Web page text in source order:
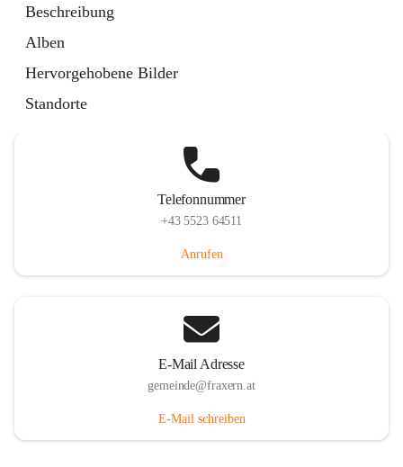
Beschreibung
Alben
Hervorgehobene Bilder
Standorte
Telefonnummer
+43 5523 64511
Anrufen
E-Mail Adresse
gemeinde@fraxern.at
E-Mail schreiben